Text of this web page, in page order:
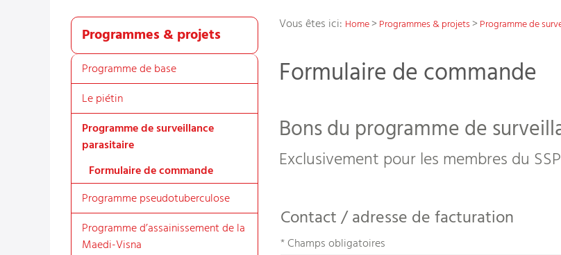
Programmes & projets
Programme de base
Le piétin
Programme de surveillance
parasitaire
Formulaire de commande
Programme pseudotuberculose
Programme d’assainissement de la
Maedi-Visna
Vous êtes ici: Home>Programmes & projets>Programme de
Formulaire de commande
Bons du programme de
Exclusivement pour les membres du
Contact / adresse de facturation
* Champs obligatoires